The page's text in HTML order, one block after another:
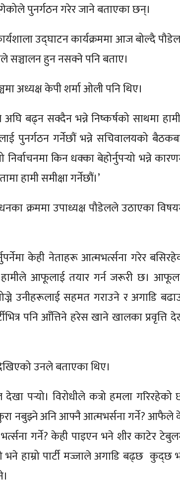
पुनर्गठन गरेर जाने बताएका छन्।
उद्घाटन कार्यक्रममा आज बोल्दै
सञ्चालन हुन नसक्ने पनि बताए।
अध्यक्ष केपी शर्मा ओली पनि थिए।
अघि बढ्न सक्दैन भन्ने निष्कर्षको साथमा
पुनर्गठन गर्नेछौं भन्ने सचिवालयको
किन धक्का बेहोर्नुपर्‍यो भन्ने
हामी समीक्षा गर्नेछौं।’
क्रममा उपाध्यक्ष पौडेलले उठाएका
केही नेताहरू आत्मभर्त्सना गरेर
हामीले आफूलाई तयार गर्न जरूरी छ।
उनीहरूलाई सहमत गराउने र अगाडि
पनि आँत्तिने हरेस खाने खालका प्रवृत्ति
उनले बताएका थिए।
पर्‍यो। विरोधीले कत्रो हमला गरिरहेको
नबुझ्ने अनि आफ्नै आत्मभर्सना गर्ने? आफैले
गर्ने? केही पाइएन भने शीर काटेर
भने हाम्रो पार्टी मज्जाले अगाडि बढ्छ कुद्छ